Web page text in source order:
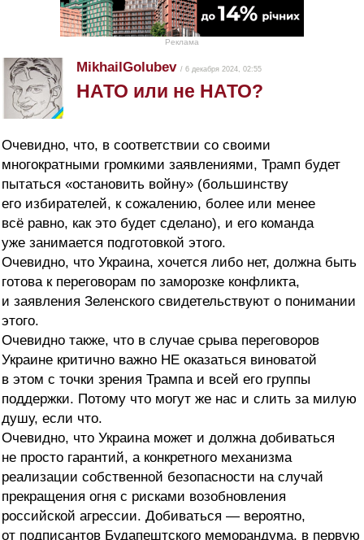
Реклама
MikhailGolubev / 6 декабря 2024, 02:55
НАТО или не НАТО?
Очевидно, что, в соответствии со своими
многократными громкими заявлениями, Трамп будет
пытаться «остановить войну» (большинству
его избирателей, к сожалению, более или менее
всё равно, как это будет сделано), и его команда
уже занимается подготовкой этого.
Очевидно, что Украина, хочется либо нет, должна быть
готова к переговорам по заморозке конфликта,
и заявления Зеленского свидетельствуют о понимании
этого.
Очевидно также, что в случае срыва переговоров
Украине критично важно НЕ оказаться виноватой
в этом с точки зрения Трампа и всей его группы
поддержки. Потому что могут же нас и слить за милую
душу, если что.
Очевидно, что Украина может и должна добиваться
не просто гарантий, а конкретного механизма
реализации собственной безопасности на случай
прекращения огня с рисками возобновления
российской агрессии. Добиваться — вероятно,
от подписантов Будапештского меморандума, в первую